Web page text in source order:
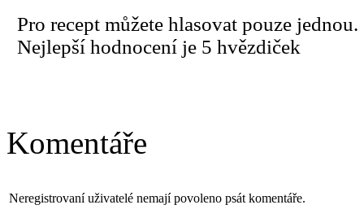
Pro recept můžete hlasovat pouze jednou.
Nejlepší hodnocení je 5 hvězdiček
Komentáře
Neregistrovaní uživatelé nemají povoleno psát komentáře.